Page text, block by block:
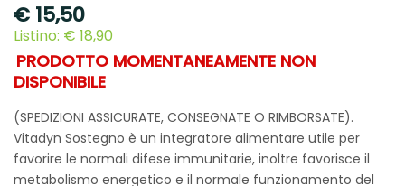
€ 15,50
Listino: € 18,90
PRODOTTO MOMENTANEAMENTE NON
DISPONIBILE
(SPEDIZIONI ASSICURATE, CONSEGNATE O RIMBORSATE).
Vitadyn Sostegno è un integratore alimentare utile per
favorire le normali difese immunitarie, inoltre favorisce il
metabolismo energetico e il normale funzionamento del